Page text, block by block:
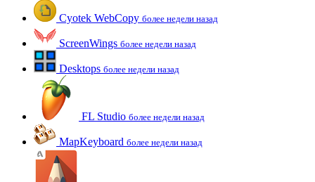
Cyotek WebCopy более недели назад
ScreenWings более недели назад
Desktops более недели назад
FL Studio более недели назад
MapKeyboard более недели назад